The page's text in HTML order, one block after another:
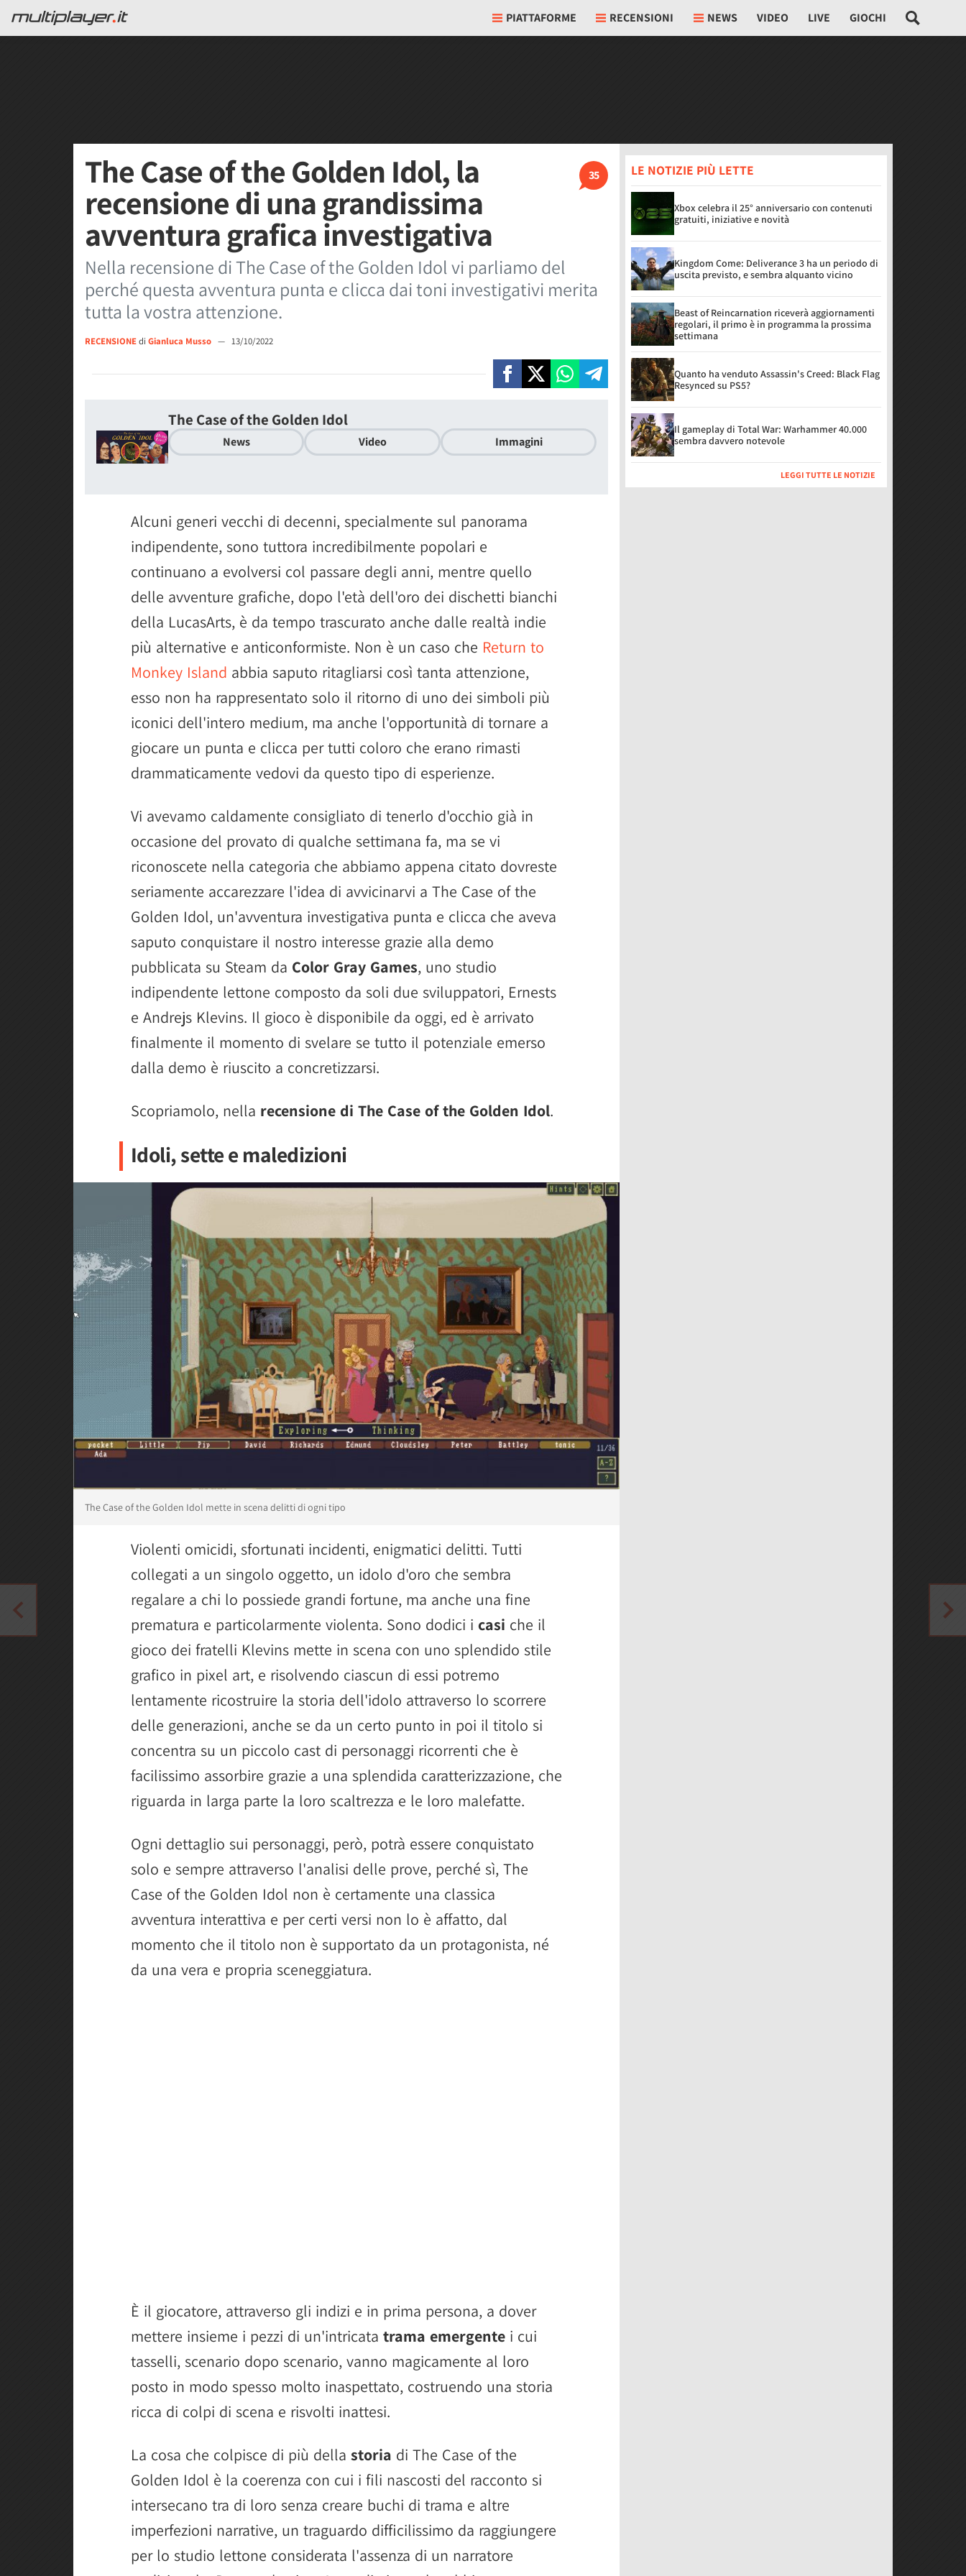
PIATTAFORME RECENSIONI NEWS VIDEO LIVE GIOCHI
35
The Case of the Golden Idol, la
recensione di una grandissima
avventura grafica investigativa
Nella recensione di The Case of the Golden Idol vi parliamo del
perché questa avventura punta e clicca dai toni investigativi merita
tutta la vostra attenzione.
RECENSIONEdi Gianluca Musso — 13/10/2022
The Case of the Golden Idol
News Video Immagini
Alcuni generi vecchi di decenni, specialmente sul panorama
indipendente, sono tuttora incredibilmente popolari e
continuano a evolversi col passare degli anni, mentre quello
delle avventure grafiche, dopo l'età dell'oro dei dischetti bianchi
della LucasArts, è da tempo trascurato anche dalle realtà indie
più alternative e anticonformiste. Non è un caso che Return to
Monkey Island abbia saputo ritagliarsi così tanta attenzione,
esso non ha rappresentato solo il ritorno di uno dei simboli più
iconici dell'intero medium, ma anche l'opportunità di tornare a
giocare un punta e clicca per tutti coloro che erano rimasti
drammaticamente vedovi da questo tipo di esperienze.
Vi avevamo caldamente consigliato di tenerlo d'occhio già in
occasione del provato di qualche settimana fa, ma se vi
riconoscete nella categoria che abbiamo appena citato dovreste
seriamente accarezzare l'idea di avvicinarvi a The Case of the
Golden Idol, un'avventura investigativa punta e clicca che aveva
saputo conquistare il nostro interesse grazie alla demo
pubblicata su Steam da Color Gray Games, uno studio
indipendente lettone composto da soli due sviluppatori, Ernests
e Andrejs Klevins. Il gioco è disponibile da oggi, ed è arrivato
finalmente il momento di svelare se tutto il potenziale emerso
dalla demo è riuscito a concretizzarsi.
Scopriamolo, nella recensione di The Case of the Golden Idol.
Idoli, sette e maledizioni
The Case of the Golden Idol mette in scena delitti di ogni tipo
Violenti omicidi, sfortunati incidenti, enigmatici delitti. Tutti
collegati a un singolo oggetto, un idolo d'oro che sembra
regalare a chi lo possiede grandi fortune, ma anche una fine
prematura e particolarmente violenta. Sono dodici i casi che il
gioco dei fratelli Klevins mette in scena con uno splendido stile
grafico in pixel art, e risolvendo ciascun di essi potremo
lentamente ricostruire la storia dell'idolo attraverso lo scorrere
delle generazioni, anche se da un certo punto in poi il titolo si
concentra su un piccolo cast di personaggi ricorrenti che è
facilissimo assorbire grazie a una splendida caratterizzazione, che
riguarda in larga parte la loro scaltrezza e le loro malefatte.
Ogni dettaglio sui personaggi, però, potrà essere conquistato
solo e sempre attraverso l'analisi delle prove, perché sì, The
Case of the Golden Idol non è certamente una classica
avventura interattiva e per certi versi non lo è affatto, dal
momento che il titolo non è supportato da un protagonista, né
da una vera e propria sceneggiatura.
È il giocatore, attraverso gli indizi e in prima persona, a dover
mettere insieme i pezzi di un'intricata trama emergente i cui
tasselli, scenario dopo scenario, vanno magicamente al loro
posto in modo spesso molto inaspettato, costruendo una storia
ricca di colpi di scena e risvolti inattesi.
La cosa che colpisce di più della storia di The Case of the
Golden Idol è la coerenza con cui i fili nascosti del racconto si
intersecano tra di loro senza creare buchi di trama e altre
imperfezioni narrative, un traguardo difficilissimo da raggiungere
per lo studio lettone considerata l'assenza di un narratore
LE NOTIZIE PIÙ LETTE
Xbox celebra il 25° anniversario con contenuti
gratuiti, iniziative e novità
Kingdom Come: Deliverance 3 ha un periodo di
uscita previsto, e sembra alquanto vicino
Beast of Reincarnation riceverà aggiornamenti
regolari, il primo è in programma la prossima
settimana
Quanto ha venduto Assassin's Creed: Black Flag
Resynced su PS5?
Il gameplay di Total War: Warhammer 40.000
sembra davvero notevole
LEGGI TUTTE LE NOTIZIE